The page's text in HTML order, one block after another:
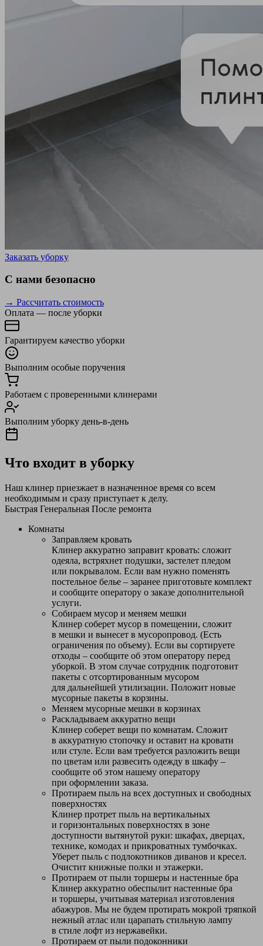
Заказать уборку
С нами безопасно
→ Рассчитать стоимость
Оплата — после уборки
Гарантируем качество уборки
Выполним особые поручения
Работаем с проверенными клинерами
Выполним уборку день-в-день
Что входит в уборку
Наш клинер приезжает в назначенное время со всем
необходимым и сразу приступает к делу.
Быстрая Генеральная После ремонта
Комнаты
Заправляем кровать
Клинер аккуратно заправит кровать: сложит
одеяла, встряхнет подушки, застелет пледом
или покрывалом. Если вам нужно поменять
постельное белье – заранее приготовьте комплект
и сообщите оператору о заказе дополнительной
услуги.
Собираем мусор и меняем мешки
Клинер соберет мусор в помещении, сложит
в мешки и вынесет в мусоропровод. (Есть
ограничения по объему). Если вы сортируете
отходы – сообщите об этом оператору перед
уборкой. В этом случае сотрудник подготовит
пакеты с отсортированным мусором
для дальнейшей утилизации. Положит новые
мусорные пакеты в корзины.
Меняем мусорные мешки в корзинах
Раскладываем аккуратно вещи
Клинер соберет вещи по комнатам. Сложит
в аккуратную стопочку и оставит на кровати
или стуле. Если вам требуется разложить вещи
по цветам или развесить одежду в шкафу –
сообщите об этом нашему оператору
при оформлении заказа.
Протираем пыль на всех доступных и свободных
поверхностях
Клинер протрет пыль на вертикальных
и горизонтальных поверхностях в зоне
доступности вытянутой руки: шкафах, дверцах,
технике, комодах и прикроватных тумбочках.
Уберет пыль с подлокотников диванов и кресел.
Очистит книжные полки и этажерки.
Протираем от пыли торшеры и настенные бра
Клинер аккуратно обеспылит настенные бра
и торшеры, учитывая материал изготовления
абажуров. Мы не будем протирать мокрой тряпкой
нежный атлас или царапать стильную лампу
в стиле лофт из нержавейки.
Протираем от пыли подоконники